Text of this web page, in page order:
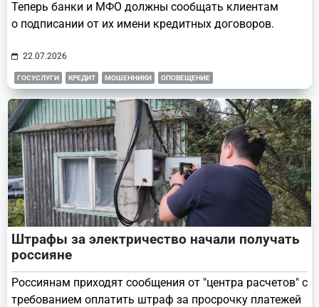
Теперь банки и МФО должны сообщать клиентам
о подписании от их имени кредитных договоров.
22.07.2026
ГОСУСЛУГИ КРЕДИТ МОШЕННИКИ ОПОВЕЩЕНИЕ
Штрафы за электричество начали получать
россияне
Россиянам приходят сообщения от "центра расчетов" с
требованием оплатить штраф за просрочку платежей